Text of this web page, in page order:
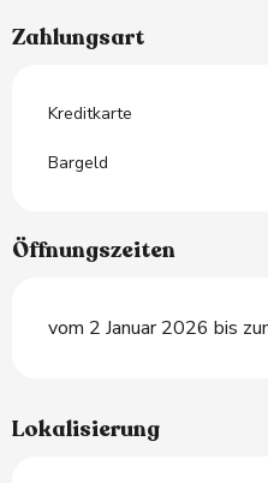
Zahlungsart
Kreditkarte
Bargeld
Öffnungszeiten
vom 2 Januar 2026 bis
Lokalisierung